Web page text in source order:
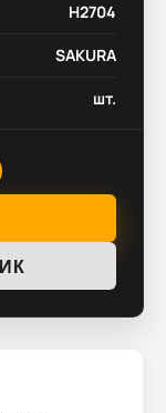
H2704
SAKURA
шт.